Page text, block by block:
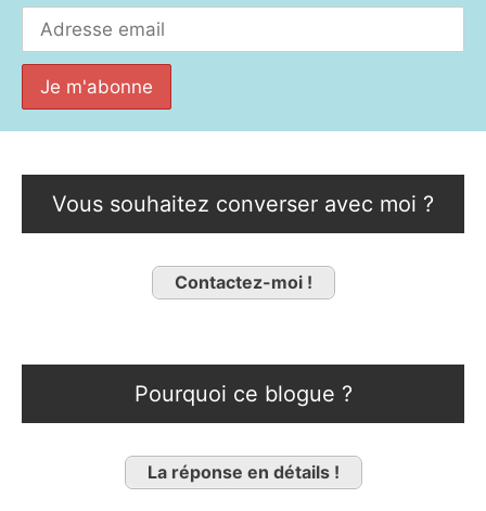
Vous souhaitez converser avec moi ?
Contactez-moi !
Pourquoi ce blogue ?
La réponse en détails !